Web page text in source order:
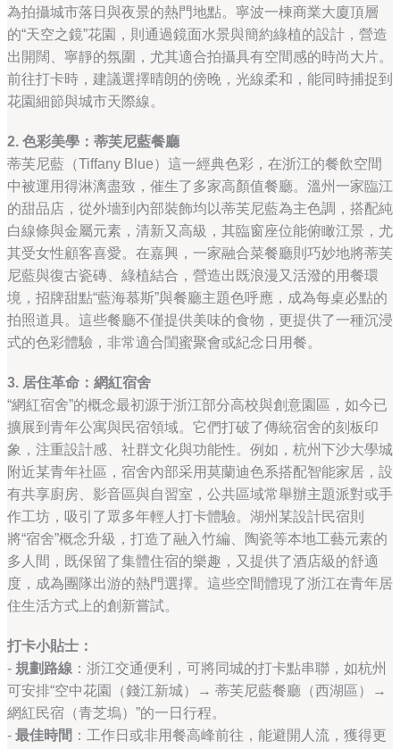
為拍攝城市落日與夜景的熱門地點。寧波一棟商業大廈頂層
的“天空之鏡”花園，則通過鏡面水景與簡約綠植的設計，營造
出開闊、寧靜的氛圍，尤其適合拍攝具有空間感的時尚大片。
前往打卡時，建議選擇晴朗的傍晚，光線柔和，能同時捕捉到
花園細節與城市天際線。
2. 色彩美學：蒂芙尼藍餐廳
蒂芙尼藍（Tiffany Blue）這一經典色彩，在浙江的餐飲空間
中被運用得淋漓盡致，催生了多家高顏值餐廳。溫州一家臨江
的甜品店，從外墻到內部裝飾均以蒂芙尼藍為主色調，搭配純
白線條與金屬元素，清新又高級，其臨窗座位能俯瞰江景，尤
其受女性顧客喜愛。在嘉興，一家融合菜餐廳則巧妙地將蒂芙
尼藍與復古瓷磚、綠植結合，營造出既浪漫又活潑的用餐環
境，招牌甜點“藍海慕斯”與餐廳主題色呼應，成為每桌必點的
拍照道具。這些餐廳不僅提供美味的食物，更提供了一種沉浸
式的色彩體驗，非常適合閨蜜聚會或紀念日用餐。
3. 居住革命：網紅宿舍
“網紅宿舍”的概念最初源于浙江部分高校與創意園區，如今已
擴展到青年公寓與民宿領域。它們打破了傳統宿舍的刻板印
象，注重設計感、社群文化與功能性。例如，杭州下沙大學城
附近某青年社區，宿舍內部采用莫蘭迪色系搭配智能家居，設
有共享廚房、影音區與自習室，公共區域常舉辦主題派對或手
作工坊，吸引了眾多年輕人打卡體驗。湖州某設計民宿則
將“宿舍”概念升級，打造了融入竹編、陶瓷等本地工藝元素的
多人間，既保留了集體住宿的樂趣，又提供了酒店級的舒適
度，成為團隊出游的熱門選擇。這些空間體現了浙江在青年居
住生活方式上的創新嘗試。
打卡小貼士：
- 規劃路線 ：浙江交通便利，可將同城的打卡點串聯，如杭州
可安排“空中花園（錢江新城）→ 蒂芙尼藍餐廳（西湖區）→
網紅民宿（青芝塢）”的一日行程。
- 最佳時間 ：工作日或非用餐高峰前往，能避開人流，獲得更